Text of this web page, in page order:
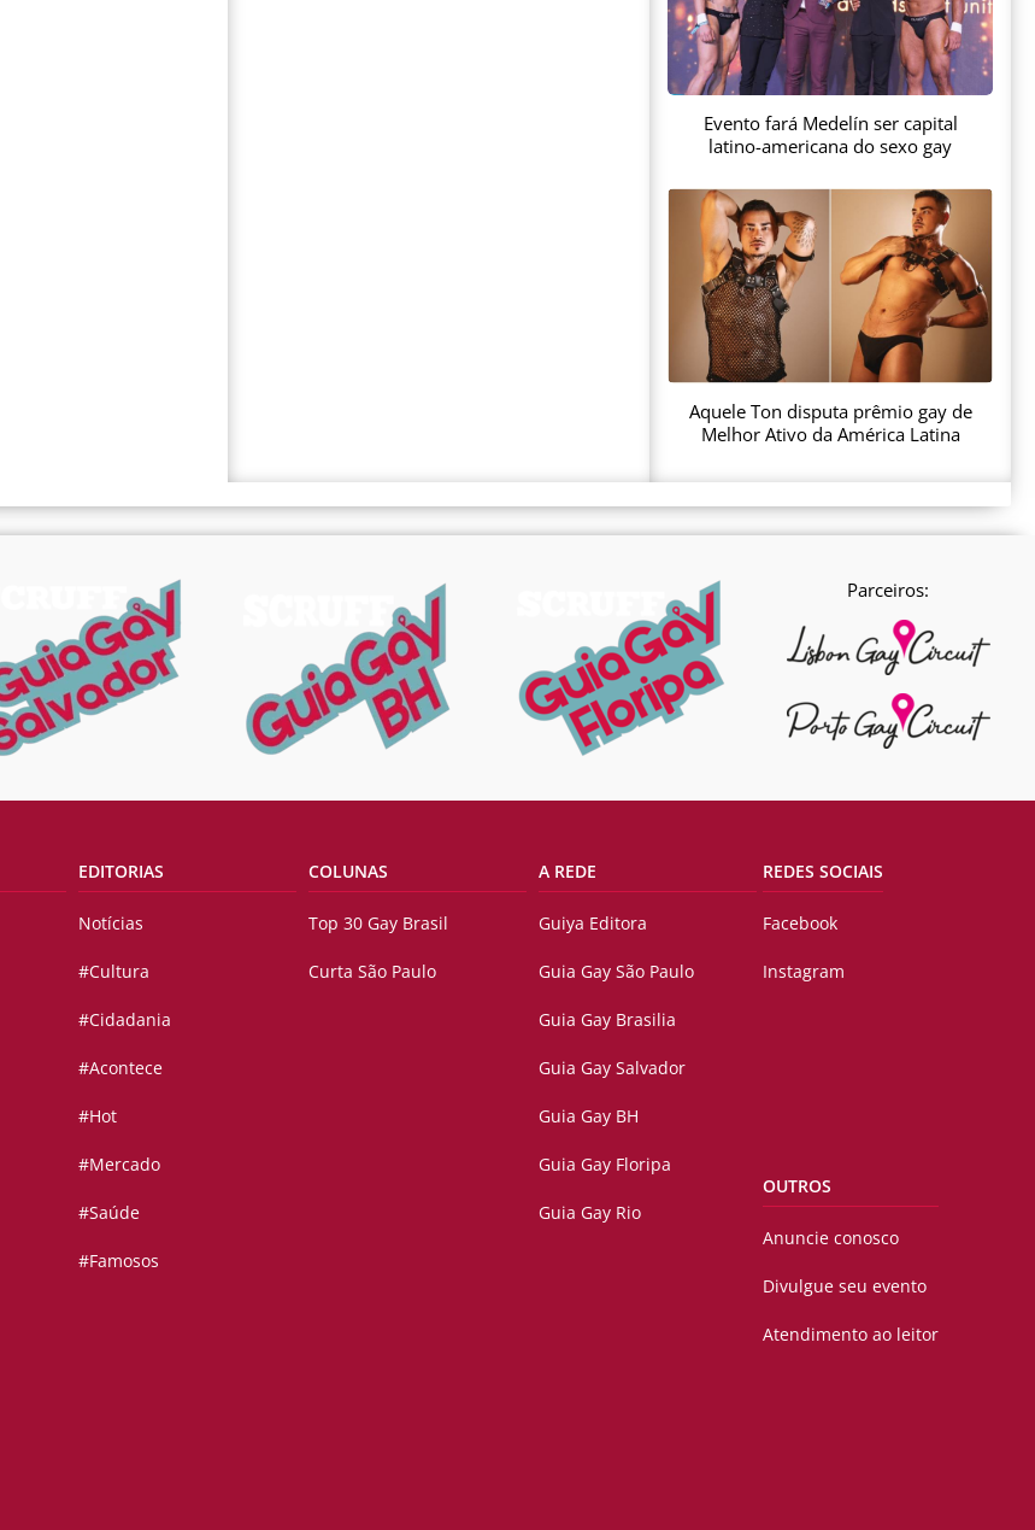
Evento fará Medelín ser capital
latino-americana do sexo gay
Aquele Ton disputa prêmio gay de
Melhor Ativo da América Latina
Parceiros:
EDITORIAS
Notícias
#Cultura
#Cidadania
#Acontece
#Hot
#Mercado
#Saúde
#Famosos
COLUNAS
Top 30 Gay Brasil
Curta São Paulo
A REDE
Guiya Editora
Guia Gay São Paulo
Guia Gay Brasilia
Guia Gay Salvador
Guia Gay BH
Guia Gay Floripa
Guia Gay Rio
REDES SOCIAIS
Facebook
Instagram
OUTROS
Anuncie conosco
Divulgue seu evento
Atendimento ao leitor